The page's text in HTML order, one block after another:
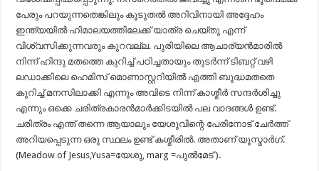
പേരും പറയുന്നതെങ്കിലും കൂടുതൽ അറിവിനായി അദ്ദേഹം
ഇന്ത്യയിൽ ഹിമാലയത്തിലേക്ക് യാത്ര ചെയ്തു എന്ന്
വിശ്വസിക്കുന്നവരും കുറവല്ല. പുരിയിലെ ആചാര്യൻമാരിൽ
നിന്ന് ഹിന്ദു മതത്തെ കുറിച്ച് പഠിച്ചതായും തുടർന്ന് ടിബറ്റ് വഴി
ലഡാക്കിലെ ഹെമിസ് മൊണാസ്റ്ററിയിൽ എത്തി ബുദ്ധമതതെ
കുറിച്ച് മനസിലാക്കി എന്നും അവിടെ നിന്ന് കാശ്മീർ സന്ദർശിച്ചു
എന്നും ഒക്കെ ചരിത്രകാരൻമാർക്കിടയിൽ പല വാദങ്ങൾ ഉണ്ട്.
ചരിത്രം എന്ത് തന്നെ ആയാലും യേശുവിന്റെ പേരിനോട് ചേർത്ത്
അറിയപ്പെടുന്ന ഒരു സ്ഥലം ഉണ്ട് കശ്മീരിൽ. അതാണ് യൂസ്മാർഗ്.
(Meadow of Jesus,Yusa=യേശു, marg =പുൽമേട് ).